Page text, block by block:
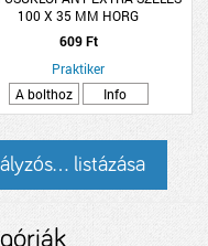
100 X 35 MM HORG
609 Ft
Praktiker
A bolthoz
Info
listázása